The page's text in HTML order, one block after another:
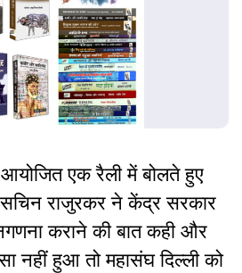
एक रैली में बोलते हुए
राजुरकर ने केंद्र सरकार
कराने की बात कही और
नहीं हुआ तो महासंघ दिल्ली को